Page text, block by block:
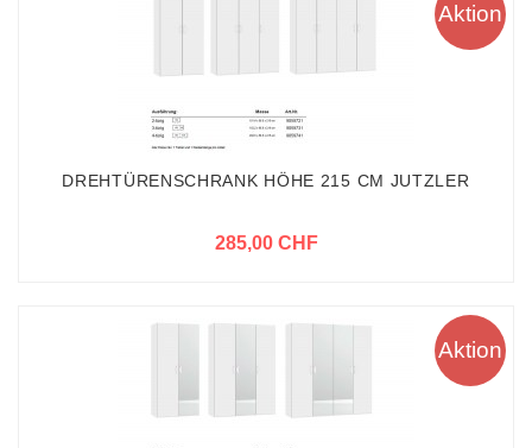
Aktion
DREHTÜRENSCHRANK HÖHE 215 CM JUTZLER
285,00 CHF
Aktion